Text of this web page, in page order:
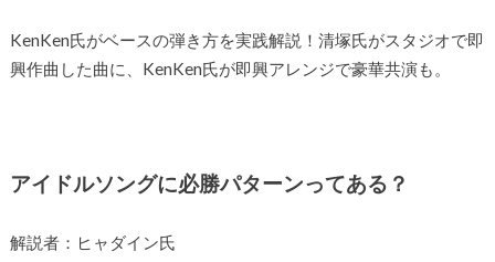
KenKen氏がベースの弾き方を実践解説！清塚氏がスタジオで即
興作曲した曲に、KenKen氏が即興アレンジで豪華共演も。
アイドルソングに必勝パターンってある？
解説者：ヒャダイン氏